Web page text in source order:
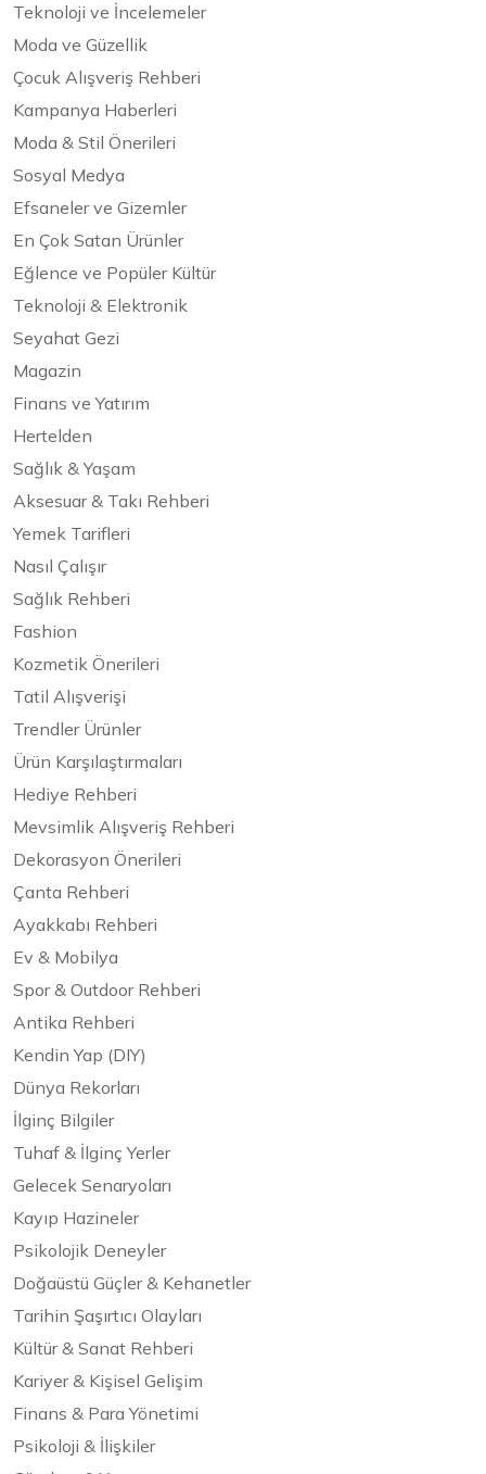
Teknoloji ve İncelemeler
Moda ve Güzellik
Çocuk Alışveriş Rehberi
Kampanya Haberleri
Moda & Stil Önerileri
Sosyal Medya
Efsaneler ve Gizemler
En Çok Satan Ürünler
Eğlence ve Popüler Kültür
Teknoloji & Elektronik
Seyahat Gezi
Magazin
Finans ve Yatırım
Hertelden
Sağlık & Yaşam
Aksesuar & Takı Rehberi
Yemek Tarifleri
Nasıl Çalışır
Sağlık Rehberi
Fashion
Kozmetik Önerileri
Tatil Alışverişi
Trendler Ürünler
Ürün Karşılaştırmaları
Hediye Rehberi
Mevsimlik Alışveriş Rehberi
Dekorasyon Önerileri
Çanta Rehberi
Ayakkabı Rehberi
Ev & Mobilya
Spor & Outdoor Rehberi
Antika Rehberi
Kendin Yap (DIY)
Dünya Rekorları
İlginç Bilgiler
Tuhaf & İlginç Yerler
Gelecek Senaryoları
Kayıp Hazineler
Psikolojik Deneyler
Doğaüstü Güçler & Kehanetler
Tarihin Şaşırtıcı Olayları
Kültür & Sanat Rehberi
Kariyer & Kişisel Gelişim
Finans & Para Yönetimi
Psikoloji & İlişkiler